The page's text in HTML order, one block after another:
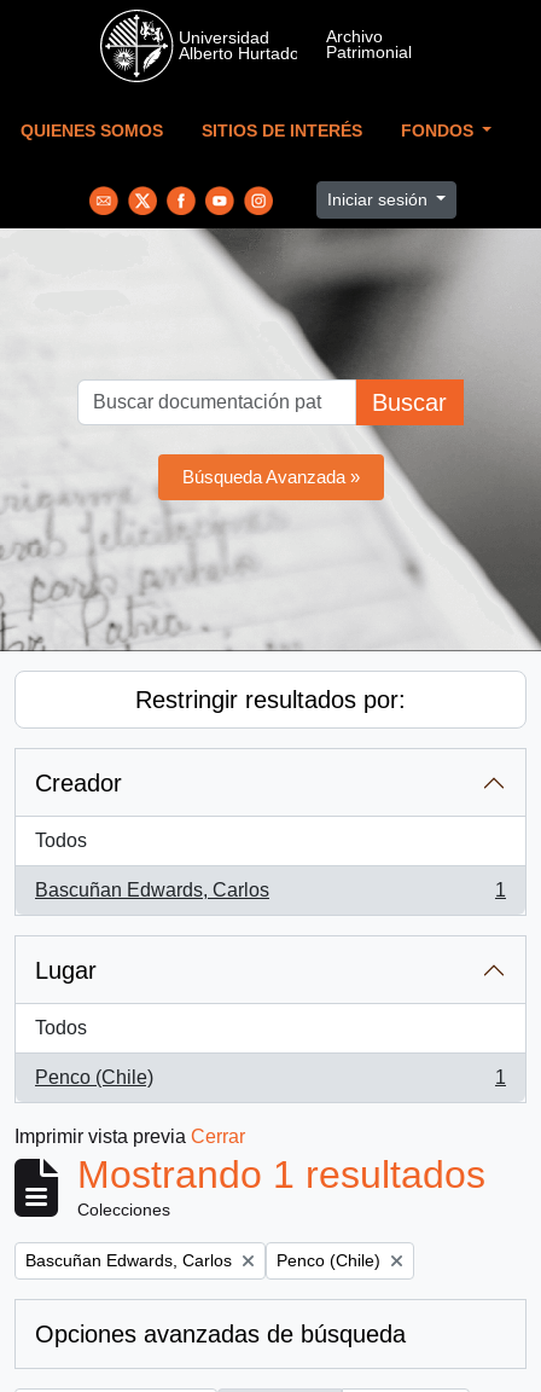
Skip to main content
QUIENES SOMOS SITIOS DE INTERÉS FONDOS
Iniciar sesión
Buscar
Búsqueda Avanzada »
Restringir resultados por:
Creador
Todos
Bascuñan Edwards, Carlos
, 1 resultados
1
Lugar
Todos
Penco (Chile)
, 1 resultados
1
Imprimir vista previa Cerrar
Mostrando 1 resultados
Colecciones
Remove filter:
Bascuñan Edwards, Carlos Remove filter:
Penco (Chile)
Opciones avanzadas de búsqueda